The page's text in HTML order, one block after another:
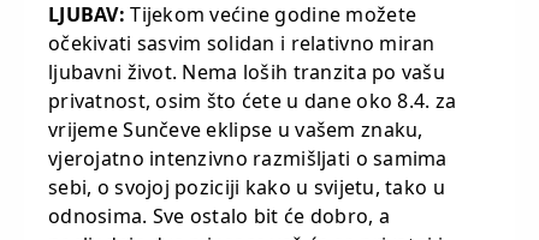
LJUBAV: Tijekom većine godine možete
očekivati sasvim solidan i relativno miran
ljubavni život. Nema loših tranzita po vašu
privatnost, osim što ćete u dane oko 8.4. za
vrijeme Sunčeve eklipse u vašem znaku,
vjerojatno intenzivno razmišljati o samima
sebi, o svojoj poziciji kako u svijetu, tako u
odnosima. Sve ostalo bit će dobro, a